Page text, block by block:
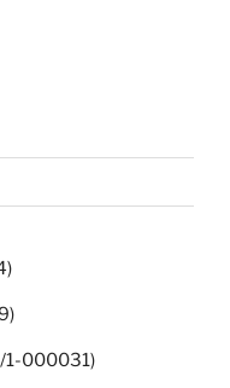
1-000031)